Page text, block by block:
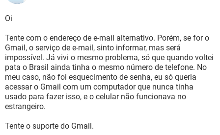
Oi
Tente com o endereço de e-mail alternativo. Porém, se for o
Gmail, o serviço de e-mail, sinto informar, mas será
impossível. Já vivi o mesmo problema, só que quando voltei
pata o Brasil ainda tinha o mesmo número de telefone. No
meu caso, não foi esquecimento de senha, eu só queria
acessar o Gmail com um computador que nunca tinha
usado para fazer isso, e o celular não funcionava no
estrangeiro.
Tente o suporte do Gmail.